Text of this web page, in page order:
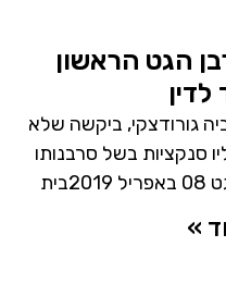
הגט הראשון
גורודצקי, ביקשה שלא
סנקציות בשל סרבנותו
»